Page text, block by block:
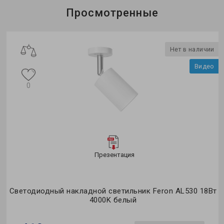
Просмотренные
Нет в наличии
Видео
Презентация
Светодиодный накладной светильник Feron AL530 18Вт
4000K белый
0